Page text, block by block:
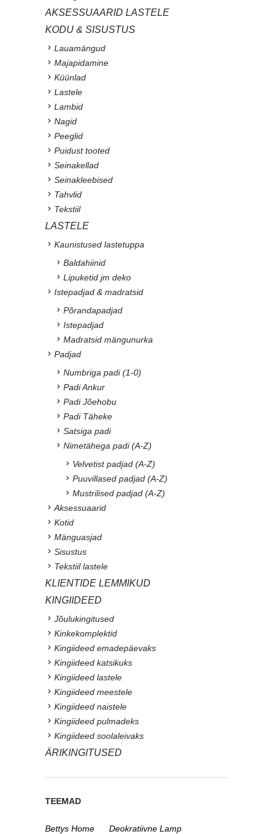
AKSESSUAARID LASTELE
KODU & SISUSTUS
Lauamängud
Majapidamine
Küünlad
Lastele
Lambid
Nagid
Peeglid
Puidust tooted
Seinakellad
Seinakleebised
Tahvlid
Tekstiil
LASTELE
Kaunistused lastetuppa
Baldahiinid
Lipuketid jm deko
Istepadjad & madratsid
Põrandapadjad
Istepadjad
Madratsid mängunurka
Padjad
Numbriga padi (1-0)
Padi Ankur
Padi Jõehobu
Padi Täheke
Satsiga padi
Nimetähega padi (A-Z)
Velvetist padjad (A-Z)
Puuvillased padjad (A-Z)
Mustrilised padjad (A-Z)
Aksessuaarid
Kotid
Mänguasjad
Sisustus
Tekstiil lastele
KLIENTIDE LEMMIKUD
KINGIIDEED
Jõulukingitused
Kinkekomplektid
Kingiideed emadepäevaks
Kingiideed katsikuks
Kingiideed lastele
Kingiideed meestele
Kingiideed naistele
Kingiideed pulmadeks
Kingiideed soolaleivaks
ÄRIKINGITUSED
TEEMAD
Bettys Home
Deokratiivne Lamp